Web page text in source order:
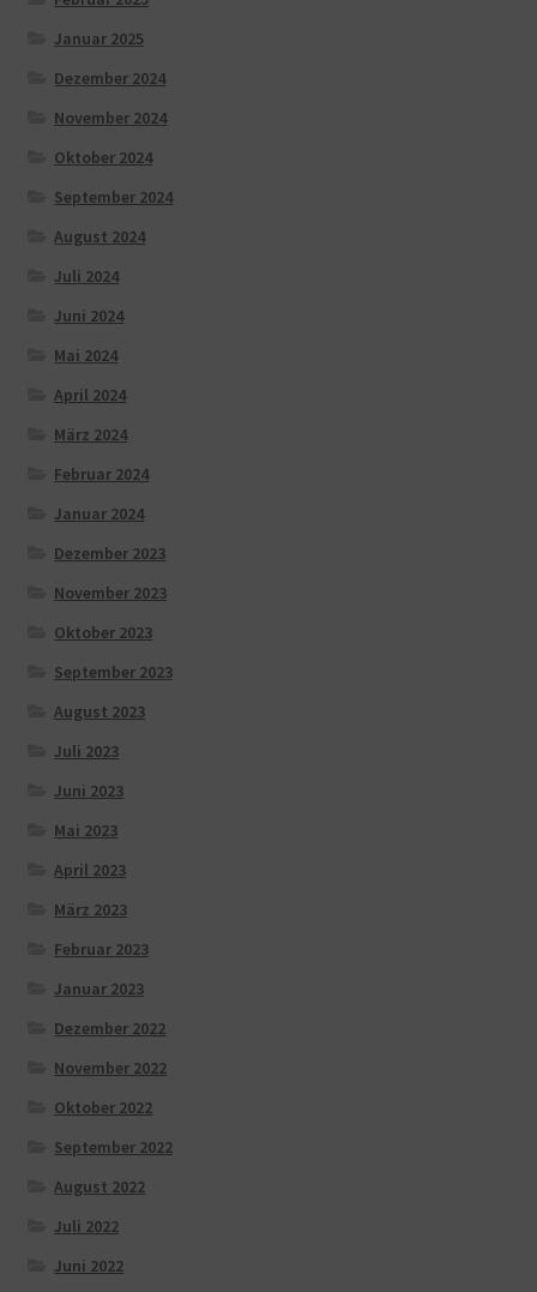
Januar 2025
Dezember 2024
November 2024
Oktober 2024
September 2024
August 2024
Juli 2024
Juni 2024
Mai 2024
April 2024
März 2024
Februar 2024
Januar 2024
Dezember 2023
November 2023
Oktober 2023
September 2023
August 2023
Juli 2023
Juni 2023
Mai 2023
April 2023
März 2023
Februar 2023
Januar 2023
Dezember 2022
November 2022
Oktober 2022
September 2022
August 2022
Juli 2022
Juni 2022